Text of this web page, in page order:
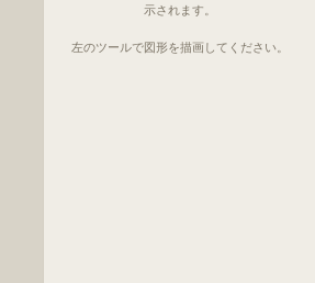
示されます。
左のツールで図形を描画してください。